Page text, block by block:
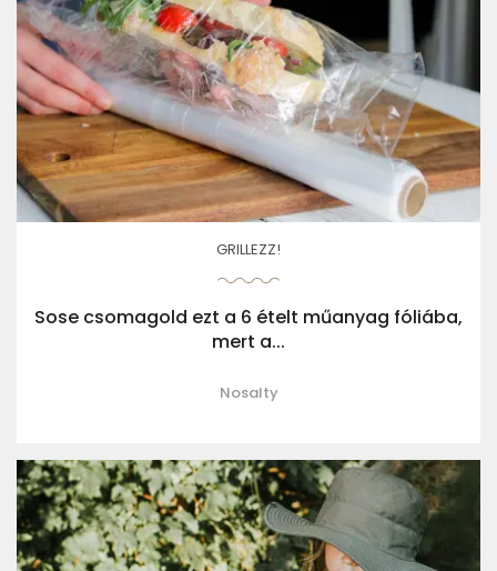
GRILLEZZ!
Sose csomagold ezt a 6 ételt műanyag fóliába,
mert a...
Nosalty